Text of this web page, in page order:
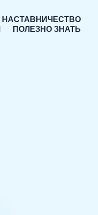
НАСТАВНИЧЕСТВО
ПОЛЕЗНО ЗНАТЬ